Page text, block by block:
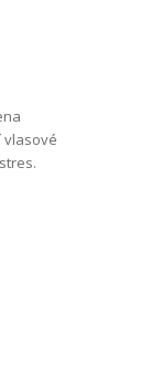
vlasové